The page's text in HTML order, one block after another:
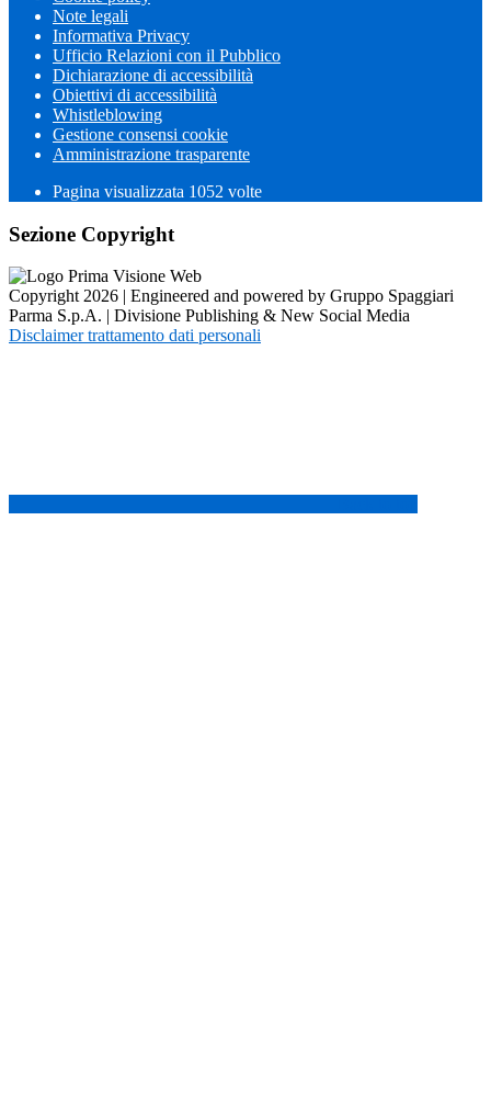
Note legali
Informativa Privacy
Ufficio Relazioni con il Pubblico
Dichiarazione di accessibilità
Obiettivi di accessibilità
Whistleblowing
Gestione consensi cookie
Amministrazione trasparente
Pagina visualizzata 1052 volte
Sezione Copyright
Copyright 2026 | Engineered and powered by Gruppo Spaggiari
Parma S.p.A. | Divisione Publishing & New Social Media
Disclaimer trattamento dati personali